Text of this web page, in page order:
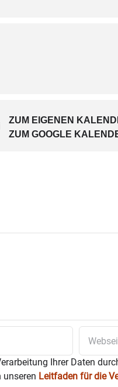
ZUM EIGENEN
ZUM GOOGLE
Ihrer Daten
unseren Leitfaden für die